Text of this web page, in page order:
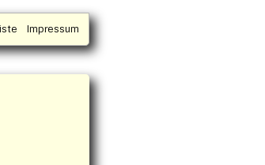
Impressum